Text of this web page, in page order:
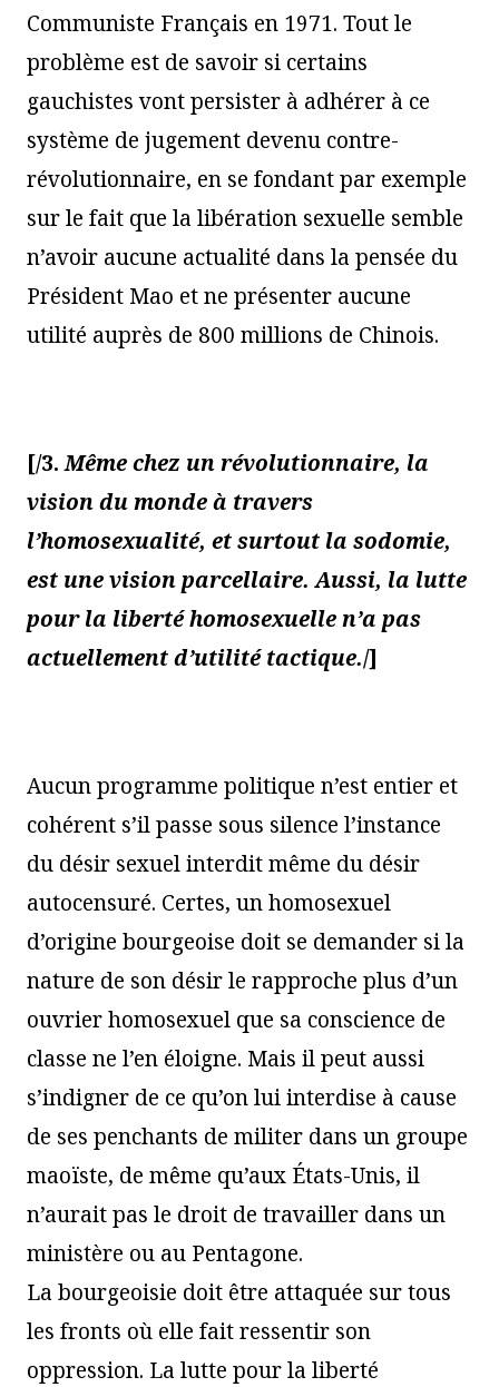
Communiste Français en 1971. Tout le
problème est de savoir si certains
gauchistes vont persister à adhérer à ce
système de jugement devenu contre-
révolutionnaire, en se fondant par exemple
sur le fait que la libération sexuelle semble
n’avoir aucune actualité dans la pensée du
Président Mao et ne présenter aucune
utilité auprès de 800 millions de Chinois.
[/3.Même chez un révolutionnaire, la
vision du monde à travers
l’homosexualité, et surtout la sodomie,
est une vision parcellaire. Aussi, la lutte
pour la liberté homosexuelle n’a pas
actuellement d’utilité tactique./]
Aucun programme politique n’est entier et
cohérent s’il passe sous silence l’instance
du désir sexuel interdit même du désir
autocensuré. Certes, un homosexuel
d’origine bourgeoise doit se demander si la
nature de son désir le rapproche plus d’un
ouvrier homosexuel que sa conscience de
classe ne l’en éloigne. Mais il peut aussi
s’indigner de ce qu’on lui interdise à cause
de ses penchants de militer dans un groupe
maoïste, de même qu’aux États-Unis, il
n’aurait pas le droit de travailler dans un
ministère ou au Pentagone.
La bourgeoisie doit être attaquée sur tous
les fronts où elle fait ressentir son
oppression. La lutte pour la liberté